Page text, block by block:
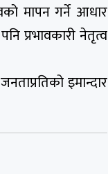
मापन गर्ने आधार
प्रभावकारी नेतृत्व
इमान्दार